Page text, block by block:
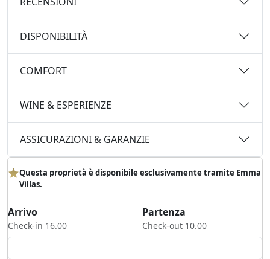
DISPONIBILITÀ
COMFORT
WINE & ESPERIENZE
ASSICURAZIONI & GARANZIE
Questa proprietà è disponibile esclusivamente tramite Emma
Villas.
Arrivo
Check-in 16.00
Partenza
Check-out 10.00